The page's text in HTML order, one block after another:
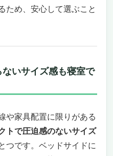
ため、安心して選ぶこと
いサイズ感も寝室で
や家具配置に限りがある
トで圧迫感のないサイズ
つです。ベッドサイドに